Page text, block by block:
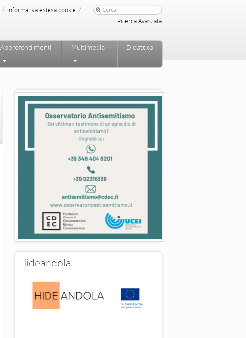
/ Informativa estesa cookie /
Ricerca Avanzata
Approfondimenti Multimedia Didattica
Hideandola